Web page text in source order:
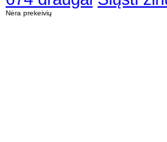
Nėra prekeivių